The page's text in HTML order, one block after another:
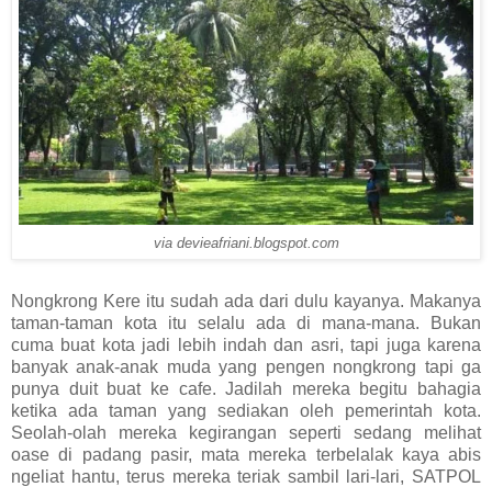
via devieafriani.blogspot.com
Nongkrong Kere itu sudah ada dari dulu kayanya. Makanya
taman-taman kota itu selalu ada di mana-mana. Bukan
cuma buat kota jadi lebih indah dan asri, tapi juga karena
banyak anak-anak muda yang pengen nongkrong tapi ga
punya duit buat ke cafe. Jadilah mereka begitu bahagia
ketika ada taman yang sediakan oleh pemerintah kota.
Seolah-olah mereka kegirangan seperti sedang melihat
oase di padang pasir, mata mereka terbelalak kaya abis
ngeliat hantu, terus mereka teriak sambil lari-lari, SATPOL